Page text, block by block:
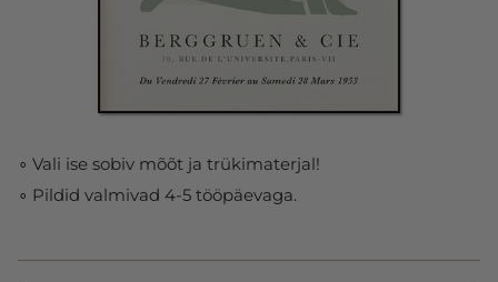
∘ Vali ise sobiv mõõt ja trükimaterjal!
∘ Pildid valmivad 4-5 tööpäevaga.